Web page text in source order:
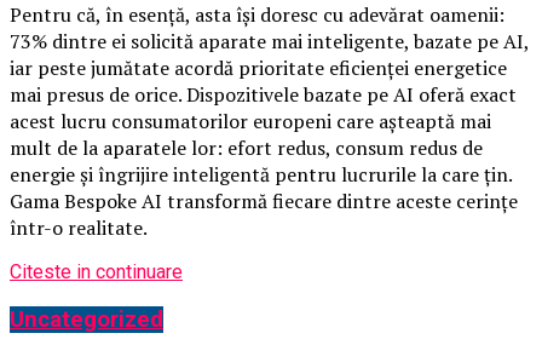
Pentru că, în esență, asta își doresc cu adevărat oamenii:
73% dintre ei solicită aparate mai inteligente, bazate pe AI,
iar peste jumătate acordă prioritate eficienței energetice
mai presus de orice. Dispozitivele bazate pe AI oferă exact
acest lucru consumatorilor europeni care așteaptă mai
mult de la aparatele lor: efort redus, consum redus de
energie și îngrijire inteligentă pentru lucrurile la care țin.
Gama Bespoke AI transformă fiecare dintre aceste cerințe
într-o realitate.
Citeste in continuare
Uncategorized